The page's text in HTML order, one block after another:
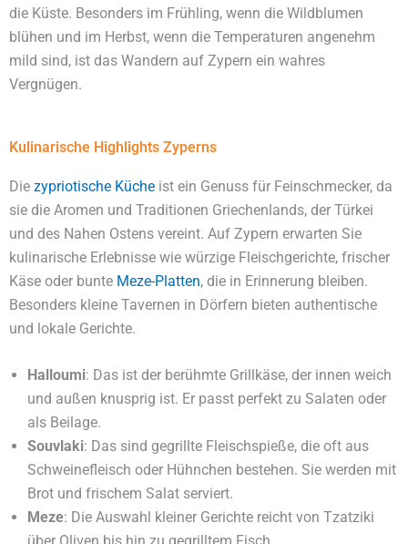
die Küste. Besonders im Frühling, wenn die Wildblumen
blühen und im Herbst, wenn die Temperaturen angenehm
mild sind, ist das Wandern auf Zypern ein wahres
Vergnügen.
Kulinarische Highlights Zyperns
Die zypriotische Küche ist ein Genuss für Feinschmecker, da
sie die Aromen und Traditionen Griechenlands, der Türkei
und des Nahen Ostens vereint. Auf Zypern erwarten Sie
kulinarische Erlebnisse wie würzige Fleischgerichte, frischer
Käse oder bunte Meze-Platten, die in Erinnerung bleiben.
Besonders kleine Tavernen in Dörfern bieten authentische
und lokale Gerichte.
Halloumi: Das ist der berühmte Grillkäse, der innen weich
und außen knusprig ist. Er passt perfekt zu Salaten oder
als Beilage.
Souvlaki: Das sind gegrillte Fleischspieße, die oft aus
Schweinefleisch oder Hühnchen bestehen. Sie werden mit
Brot und frischem Salat serviert.
Meze: Die Auswahl kleiner Gerichte reicht von Tzatziki